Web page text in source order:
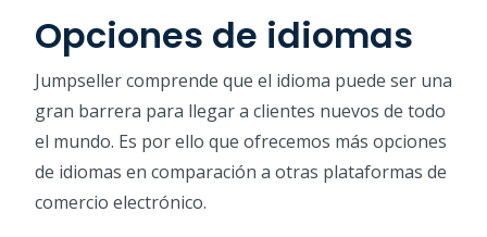
Opciones de idiomas
Jumpseller comprende que el idioma puede ser una
gran barrera para llegar a clientes nuevos de todo
el mundo. Es por ello que ofrecemos más opciones
de idiomas en comparación a otras plataformas de
comercio electrónico.